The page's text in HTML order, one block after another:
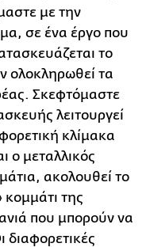
με την
σε ένα έργο που
το
ολοκληρωθεί τα
Σκεφτόμαστε
λειτουργεί
κλίμακα
ο μεταλλικός
ακολουθεί το
κομμάτι της
που μπορούν να